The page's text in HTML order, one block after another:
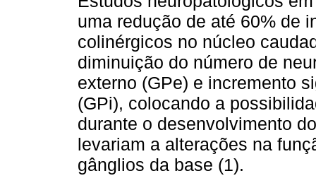
uma redução de até 60% de
colinérgicos no núcleo
diminuição do número de
externo (GPe) e incremento
(GPi), colocando a
durante o desenvolvimento
levariam a alterações na
gânglios da base (1).